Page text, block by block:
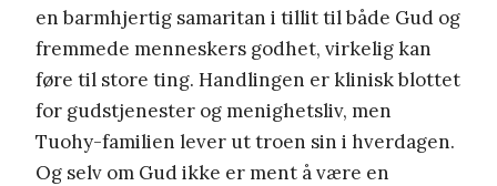
en barmhjertig samaritan i tillit til både Gud og
fremmede menneskers godhet, virkelig kan
føre til store ting. Handlingen er klinisk blottet
for gudstjenester og menighetsliv, men
Tuohy-familien lever ut troen sin i hverdagen.
Og selv om Gud ikke er ment å være en